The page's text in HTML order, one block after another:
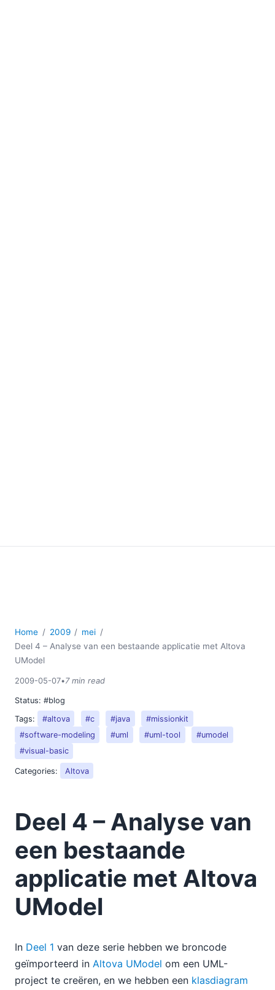
Home 2009
mei
Deel 4 – Analyse van een bestaande applicatie met Altova
UModel
2009-05-07•7 min read
Status: #blog
Tags:
#altova #c #java
#missionkit
#software-modeling
#uml #uml-tool
#umodel
#visual-basic
Categories: Altova
Deel 4 – Analyse van
een bestaande
applicatie met Altova
UModel
In Deel 1 van deze serie hebben we broncode
geïmporteerd in Altova UModel om een UML-
project te creëren, en we hebben een klasdiagram